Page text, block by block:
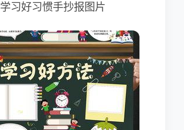
学习好习惯手抄报图片